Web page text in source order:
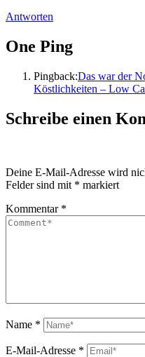
Antworten
One Ping
Pingback:Das war der
Köstlichkeiten – Low
Schreibe einen
Deine E-Mail-Adresse wird
Felder sind mit * markiert
Kommentar *
Name *
E-Mail-Adresse *